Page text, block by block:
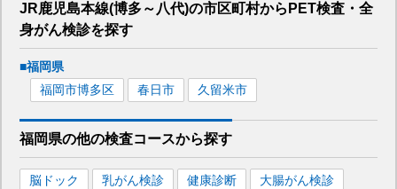
JR鹿児島本線(博多～八代)の市区町村から PET検査・全
身がん検診を探す
■福岡県
福岡市博多区
春日市 久留米市
福岡県の他の検査コースから探す
脳ドック 乳がん検診 健康診断
大腸がん検診